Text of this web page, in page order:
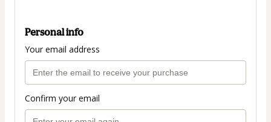
Personal info
Your email address
Confirm your email